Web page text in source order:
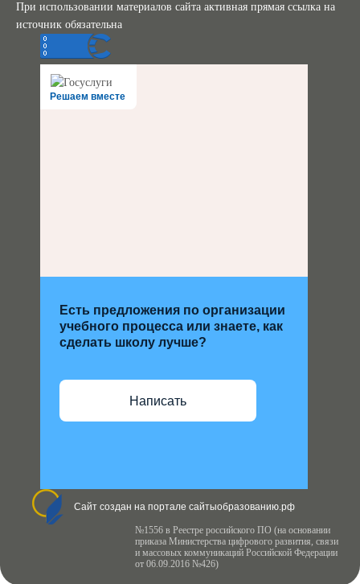
При использовании материалов сайта активная прямая ссылка на
источник обязательна
Решаем вместе
Есть предложения по организации
учебного процесса или знаете, как
сделать школу лучше?
Написать
Сайт создан на портале сайтыобразованию.рф
№1556 в Реестре российского ПО (на основании
приказа Министерства цифрового развития, связи
и массовых коммуникаций Российской Федерации
от 06.09.2016 №426)